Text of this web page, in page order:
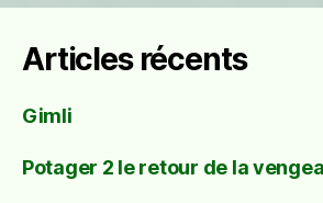
Articles récents
Gimli
Potager 2 le retour de la